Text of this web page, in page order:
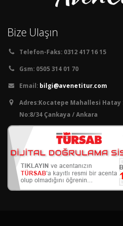
Bize Ulaşın
Telefon-Faks: 0312 417 16 15
Gsm: 0505 314 01 70
Email: bilgi@avenetitur.com
Adres:Kocatepe Mahallesi Hatay
No:8/34 Çankaya / Ankara